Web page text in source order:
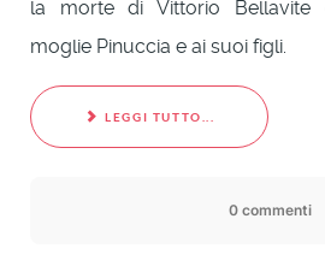
la morte di Vittorio Bellavite
moglie Pinuccia e ai suoi figli.
LEGGI TUTTO...
0 commenti